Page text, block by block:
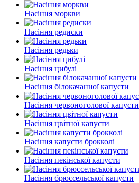
Насіння моркви
Насіння редиски
Насіння редьки
Насіння цибулі
Насіння білокачанної капусти
Насіння червоноголової капусти
Насіння цвітної капусти
Насіння капусти брокколі
Насіння пекінської капусти
Насіння брюссельської капусти